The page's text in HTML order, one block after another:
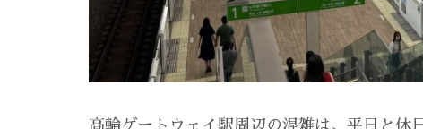
高輪ゲートウェイ駅周辺の混雑は、平日と休